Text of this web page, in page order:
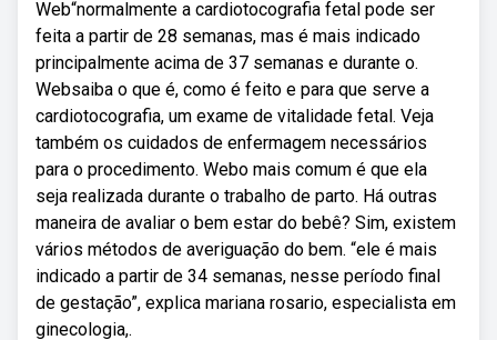
Web“normalmente a cardiotocografia fetal pode ser
feita a partir de 28 semanas, mas é mais indicado
principalmente acima de 37 semanas e durante o.
Websaiba o que é, como é feito e para que serve a
cardiotocografia, um exame de vitalidade fetal. Veja
também os cuidados de enfermagem necessários
para o procedimento. Webo mais comum é que ela
seja realizada durante o trabalho de parto. Há outras
maneira de avaliar o bem estar do bebê? Sim, existem
vários métodos de averiguação do bem. “ele é mais
indicado a partir de 34 semanas, nesse período final
de gestação”, explica mariana rosario, especialista em
ginecologia,.